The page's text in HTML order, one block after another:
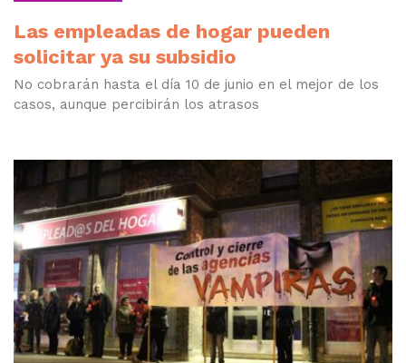
Las empleadas de hogar pueden
solicitar ya su subsidio
No cobrarán hasta el día 10 de junio en el mejor de los
casos, aunque percibirán los atrasos